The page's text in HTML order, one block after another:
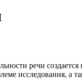
речи
исследования, а